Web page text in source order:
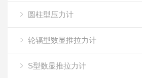
圆柱型压力计
轮辐型数显推拉力计
S型数显推拉力计